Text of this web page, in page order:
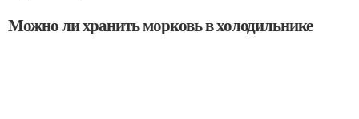
Можно ли хранить морковь в холодильнике